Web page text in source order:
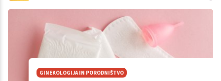
GINEKOLOGIJA IN PORODNIŠTVO